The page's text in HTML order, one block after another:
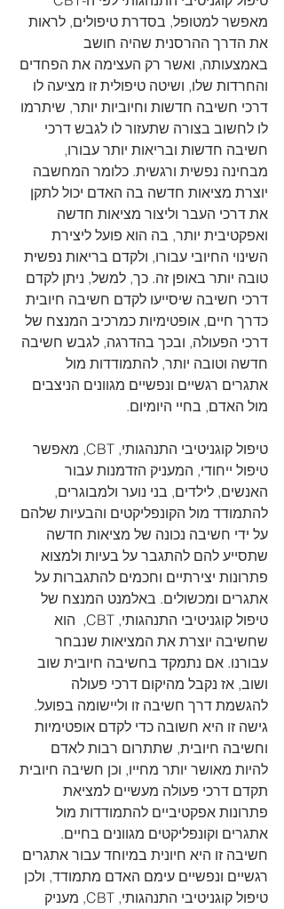
מאפשר למטופל, בסדרת טיפולים, לראות
את הדרך ההרסנית שהיה חושב
באמצעותה, ואשר רק העצימה את הפחדים
והחרדות שלו, ושיטה טיפולית זו מציעה לו
דרכי חשיבה חדשות וחיוביות יותר, שיתרמו
לו לחשוב בצורה שתעזור לו לגבש דרכי
חשיבה חדשות ובריאות יותר עבורו,
מבחינה נפשית ורגשית. כלומר המחשבה
יוצרת מציאות חדשה בה האדם יכול לתקן
את דרכי העבר וליצור מציאות חדשה
ואפקטיבית יותר, בה הוא פועל ליצירת
השינוי החיובי עבורו, ולקדם בריאות נפשית
טובה יותר באופן זה. כך, למשל, ניתן לקדם
דרכי חשיבה שיסייעו לקדם חשיבה חיובית
כדרך חיים, אופטימיות כמרכיב המנצח של
דרכי הפעולה, ובכך בהדרגה, לגבש חשיבה
חדשה וטובה יותר, להתמודדות מול
אתגרים רגשיים ונפשיים מגוונים הניצבים
מול האדם, בחיי היומיום.
טיפול קוגניטיבי התנהגותי, CBT, מאפשר
טיפול ייחודי, המעניק הזדמנות עבור
האנשים, לילדים, בני נוער ולמבוגרים,
להתמודד מול הקונפליקטים והבעיות שלהם
על ידי חשיבה נכונה של מציאות חדשה
שתסייע להם להתגבר על בעיות ולמצוא
פתרונות יצירתיים וחכמים להתגברות על
אתגרים ומכשולים. באלמנט המנצח של
טיפול קוגניטיבי התנהגותי, CBT,  הוא
שחשיבה יוצרת את המציאות שנבחר
עבורנו. אם נתמקד בחשיבה חיובית שוב
ושוב, אז נקבל מהיקום דרכי פעולה
להגשמת דרך חשיבה זו וליישומה בפועל.
גישה זו היא חשובה כדי לקדם אופטימיות
וחשיבה חיובית, שתתרום רבות לאדם
להיות מאושר יותר מחייו, וכן חשיבה חיובית
תקדם דרכי פעולה מעשיים למציאת
פתרונות אפקטיביים להתמודדות מול
אתגרים וקונפליקטים מגוונים בחיים.
חשיבה זו היא חיונית במיוחד עבור אתגרים
רגשיים ונפשיים עימם האדם מתמודד, ולכן
טיפול קוגניטיבי התנהגותי, CBT, מעניק